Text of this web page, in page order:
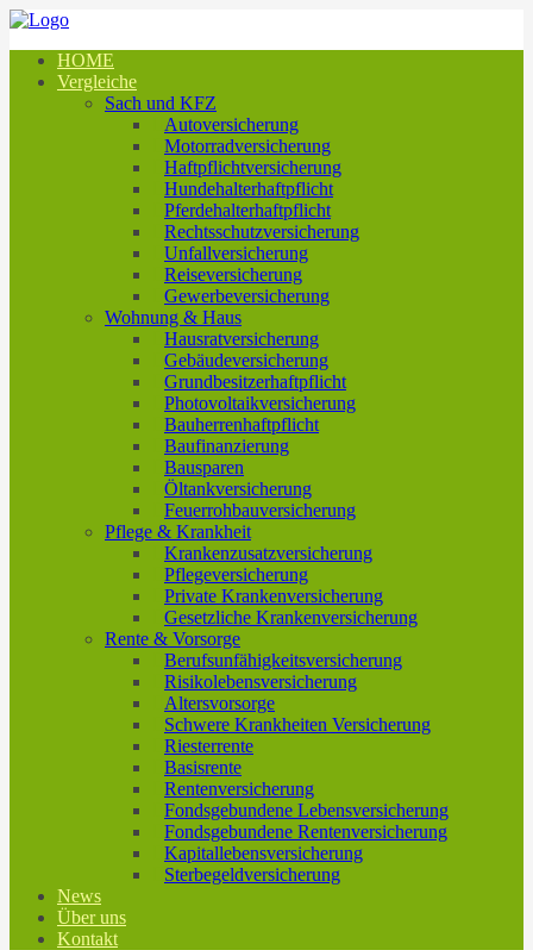
HOME
Vergleiche
Sach und KFZ
Autoversicherung
Motorradversicherung
Haftpflichtversicherung
Hundehalterhaftpflicht
Pferdehalterhaftpflicht
Rechtsschutzversicherung
Unfallversicherung
Reiseversicherung
Gewerbeversicherung
Wohnung & Haus
Hausratversicherung
Gebäudeversicherung
Grundbesitzerhaftpflicht
Photovoltaikversicherung
Bauherrenhaftpflicht
Baufinanzierung
Bausparen
Öltankversicherung
Feuerrohbauversicherung
Pflege & Krankheit
Krankenzusatzversicherung
Pflegeversicherung
Private Krankenversicherung
Gesetzliche Krankenversicherung
Rente & Vorsorge
Berufs­unfähigkeitsversicherung
Risikolebensversicherung
Altersvorsorge
Schwere Krankheiten Versicherung
Riesterrente
Basisrente
Rentenversicherung
Fondsgebundene Lebensversicherung
Fondsgebundene Rentenversicherung
Kapitallebensversicherung
Sterbegeldversicherung
News
Über uns
Kontakt